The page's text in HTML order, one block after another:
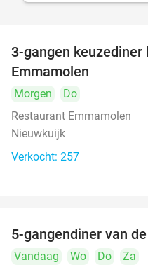
3-gangen keuzediner
Emmamolen
Morgen
Do
Restaurant Emmamolen
Nieuwkuijk
Verkocht: 257
5-gangendiner van
Vandaag Wo Do Za